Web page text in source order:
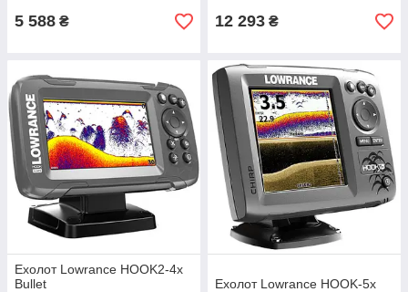
Підводні ехолоти, бездротові, ехолот з
Крім того, ехолоти можуть відрізнятися один від одного:
Ємність батареї
Розміром екрана
Чутливістю приймача
Ефективністю перетворювача
Потужністю передавача
5 588 ₴ 12 293 ₴
Ехолот Lowrance HOOK2-4x
Bullet
Ехолот Lowrance HOOK-5x